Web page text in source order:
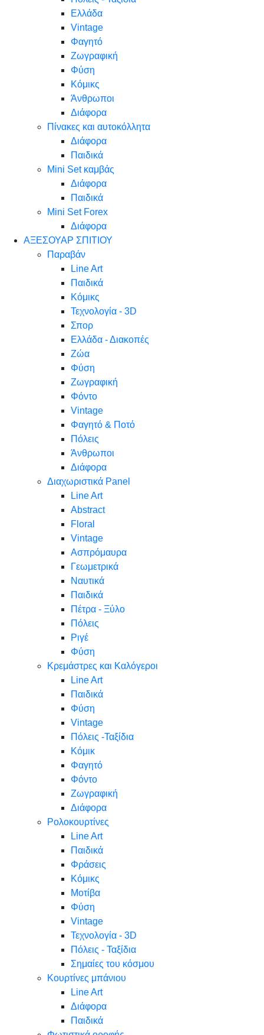
Ελλάδα
Vintage
Φαγητό
Ζωγραφική
Φύση
Κόμικς
Άνθρωποι
Διάφορα
Πίνακες και αυτοκόλλητα
Διάφορα
Παιδικά
Mini Set καμβάς
Διάφορα
Παιδικά
Mini Set Forex
Διάφορα
ΑΞΕΣΟΥΑΡ ΣΠΙΤΙΟΥ
Παραβάν
Line Art
Παιδικά
Κόμικς
Τεχνολογία - 3D
Σπορ
Ελλάδα - Διακοπές
Ζώα
Φύση
Ζωγραφική
Φόντο
Vintage
Φαγητό & Ποτό
Πόλεις
Άνθρωποι
Διάφορα
Διαχωριστικά Panel
Line Art
Abstract
Floral
Vintage
Ασπρόμαυρα
Γεωμετρικά
Ναυτικά
Παιδικά
Πέτρα - Ξύλο
Πόλεις
Ριγέ
Φύση
Κρεμάστρες και Καλόγεροι
Line Art
Παιδικά
Φύση
Vintage
Πόλεις -Ταξίδια
Κόμικ
Φαγητό
Φόντο
Ζωγραφική
Διάφορα
Ρολοκουρτίνες
Line Art
Παιδικά
Φράσεις
Κόμικς
Μοτίβα
Φύση
Vintage
Τεχνολογία - 3D
Πόλεις - Ταξίδια
Σημαίες του κόσμου
Κουρτίνες μπάνιου
Line Art
Διάφορα
Παιδικά